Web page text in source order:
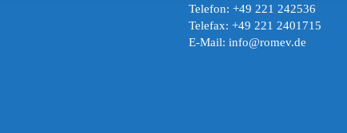
Telefon: +49 221 242536
Telefax: +49 221 2401715
E-Mail: info@romev.de